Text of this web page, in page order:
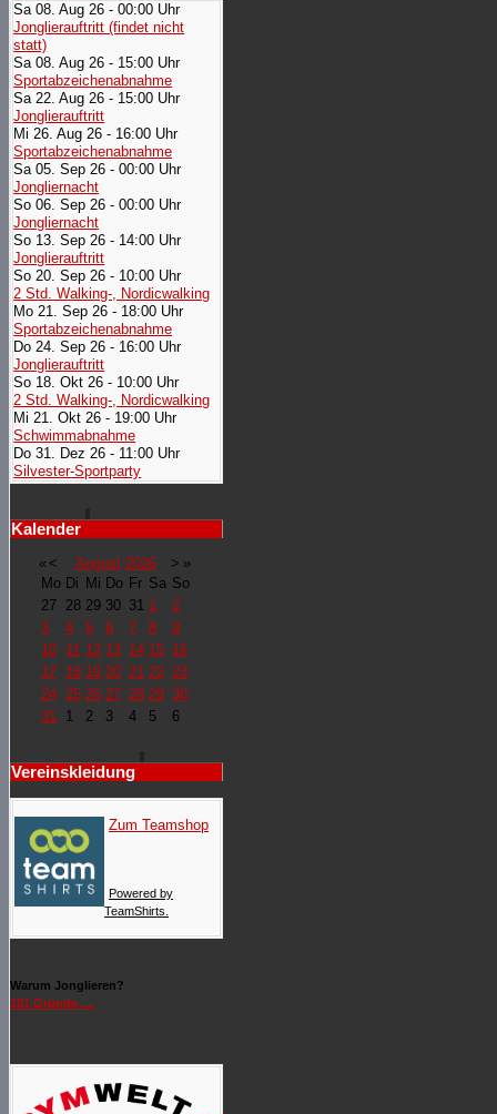
Sa 08. Aug 26 - 00:00 Uhr
Jonglierauftritt (findet nicht
statt)
Sa 08. Aug 26 - 15:00 Uhr
Sportabzeichenabnahme
Sa 22. Aug 26 - 15:00 Uhr
Jonglierauftritt
Mi 26. Aug 26 - 16:00 Uhr
Sportabzeichenabnahme
Sa 05. Sep 26 - 00:00 Uhr
Jongliernacht
So 06. Sep 26 - 00:00 Uhr
Jongliernacht
So 13. Sep 26 - 14:00 Uhr
Jonglierauftritt
So 20. Sep 26 - 10:00 Uhr
2 Std. Walking-, Nordicwalking
Mo 21. Sep 26 - 18:00 Uhr
Sportabzeichenabnahme
Do 24. Sep 26 - 16:00 Uhr
Jonglierauftritt
So 18. Okt 26 - 10:00 Uhr
2 Std. Walking-, Nordicwalking
Mi 21. Okt 26 - 19:00 Uhr
Schwimmabnahme
Do 31. Dez 26 - 11:00 Uhr
Silvester-Sportparty
Kalender
« < August 2026 > »
Mo Di Mi Do Fr Sa So
27 28 29 30 31 1
2
3
4 5 6 7 8
9
10 11 12 13 14 15 16
17 18 19 20 21 22 23
24 25 26 27 28 29 30
31
1 2 3 4 5 6
Vereinskleidung
Zum Teamshop
Powered by
TeamShirts.
Warum Jonglieren?
101 Gründe ....